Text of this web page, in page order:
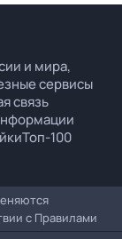
и мира,
сервисы
связь
Топ-100
с Правилами